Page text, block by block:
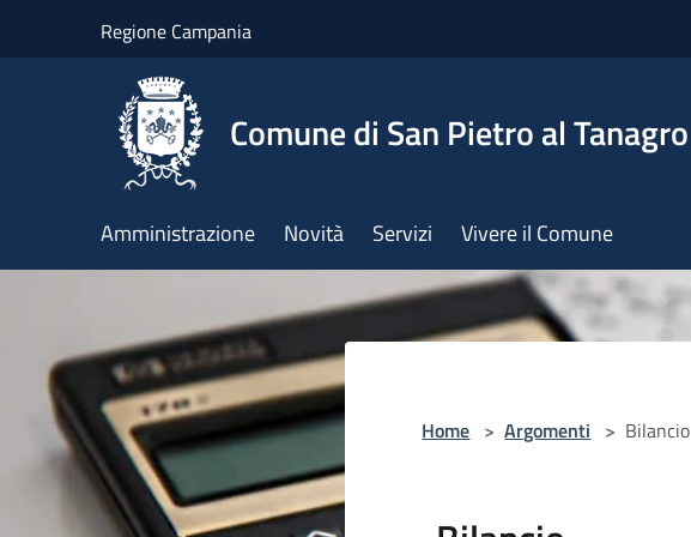
Regione Campania
Comune di San Pietro al Tanagro
Amministrazione Novità Servizi Vivere il Comune
Home > Argomenti > Bilancio